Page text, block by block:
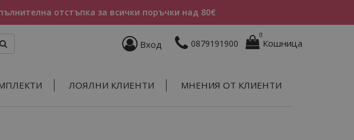
отстъпка за всички поръчки над 80€
Вход 0879191900
0
Кошница
ЛОЯЛНИ КЛИЕНТИ МНЕНИЯ ОТ КЛИЕНТИ